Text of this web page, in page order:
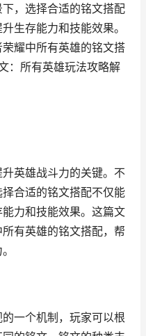
，选择合适的铭文搭配
生存能力和技能效果。
耀中所有英雄的铭文搭
：所有英雄玩法攻略解
英雄战斗力的关键。不
合适的铭文搭配不仅能
力和技能效果。这篇文
有英雄的铭文搭配，帮
一个机制，玩家可以根